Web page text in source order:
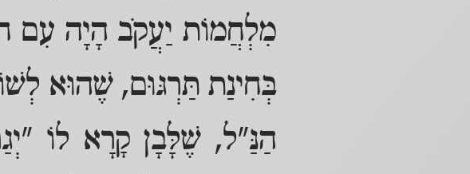
מִלְחֲמוֹת יַעֲקֹב הָיָה עִם
בְּחִינַת תַּרְגּוּם, שֶׁהוּא
הַנַּ"ל, שֶׁלָּבָן קָרָא לוֹ